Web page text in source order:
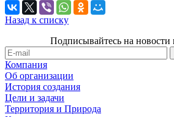
Назад к списку
Подписывайтесь на новости
Компания
Об организации
История создания
Цели и задачи
Территория и Природа